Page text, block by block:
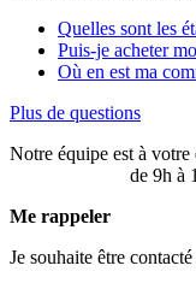
Quelles sont les
Puis-je acheter
Où en est ma
Plus de questions
Notre équipe est à
de 9h à
Me rappeler
Je souhaite être